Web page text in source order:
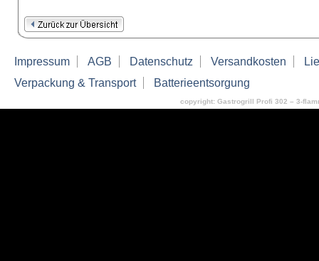
Impressum AGB Datenschutz Versandkosten
Verpackung & Transport
Batterieentsorgung
copyright: Gastrogrill Profi 302 – 3-